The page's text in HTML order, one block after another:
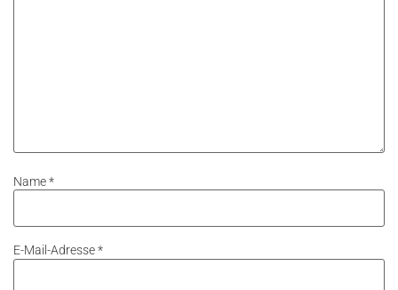
Name*
E-Mail-Adresse*